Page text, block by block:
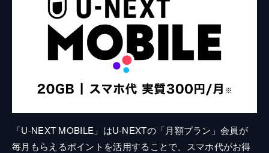
「U-NEXT MOBILE」はU-NEXTの「月額プラン」会員が
毎月もらえるポイントを活用することで、スマホ代がお得